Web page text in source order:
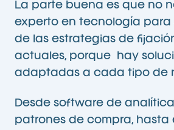
La parte buena es que no
experto en tecnología
de las estrategias de
actuales, porque hay
adaptadas a cada tipo de
Desde software de
patrones de compra, hasta